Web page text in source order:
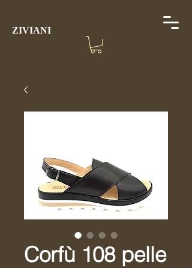
ZIVIANI
Corfù 108 pelle